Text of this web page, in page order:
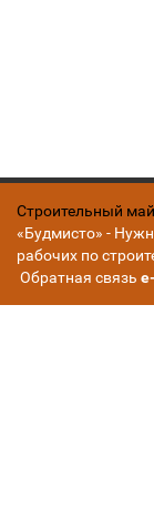
Строительный
«Будмисто» -
рабочих по
Обратная связь